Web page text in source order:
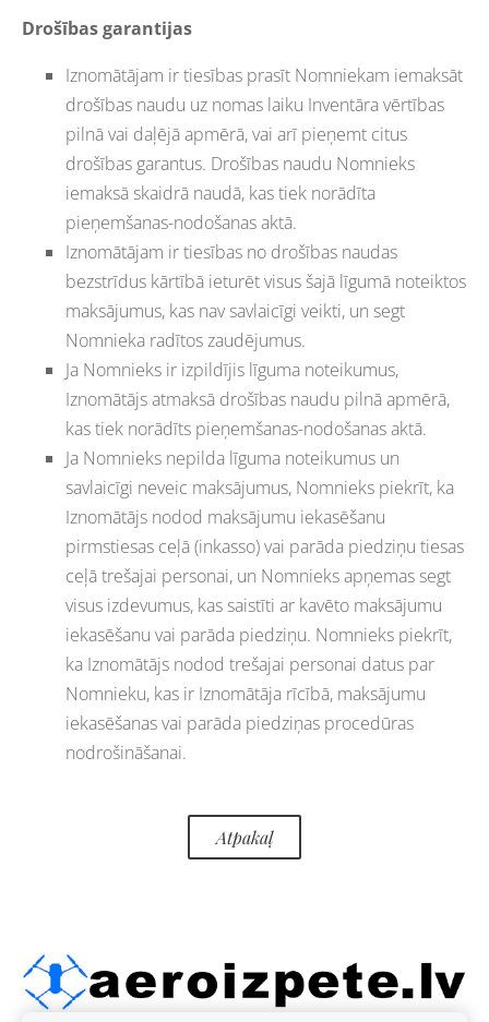
Drošības garantijas
Iznomātājam ir tiesības prasīt Nomniekam iemaksāt
drošības naudu uz nomas laiku Inventāra vērtības
pilnā vai daļējā apmērā, vai arī pieņemt citus
drošības garantus. Drošības naudu Nomnieks
iemaksā skaidrā naudā, kas tiek norādīta
pieņemšanas-nodošanas aktā.
Iznomātājam ir tiesības no drošības naudas
bezstrīdus kārtībā ieturēt visus šajā līgumā noteiktos
maksājumus, kas nav savlaicīgi veikti, un segt
Nomnieka radītos zaudējumus.
Ja Nomnieks ir izpildījis līguma noteikumus,
Iznomātājs atmaksā drošības naudu pilnā apmērā,
kas tiek norādīts pieņemšanas-nodošanas aktā.
Ja Nomnieks nepilda līguma noteikumus un
savlaicīgi neveic maksājumus, Nomnieks piekrīt, ka
Iznomātājs nodod maksājumu iekasēšanu
pirmstiesas ceļā (inkasso) vai parāda piedziņu tiesas
ceļā trešajai personai, un Nomnieks apņemas segt
visus izdevumus, kas saistīti ar kavēto maksājumu
iekasēšanu vai parāda piedziņu. Nomnieks piekrīt,
ka Iznomātājs nodod trešajai personai datus par
Nomnieku, kas ir Iznomātāja rīcībā, maksājumu
iekasēšanas vai parāda piedziņas procedūras
nodrošināšanai.
Atpakaļ